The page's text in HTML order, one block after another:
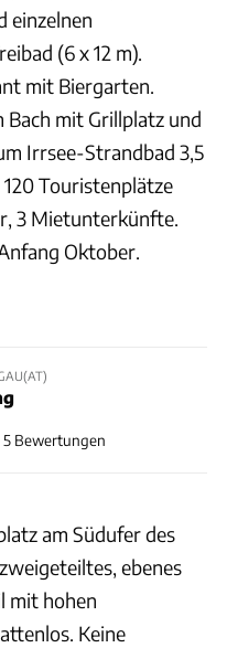
einzelnen
(6 x 12 m).
mit Biergarten.
Bach mit Grillplatz und
Irrsee-Strandbad 3,5
Touristenplätze
3 Mietunterkünfte.
Oktober.
5 Bewertungen
am Südufer des
ebenes
mit hohen
Keine